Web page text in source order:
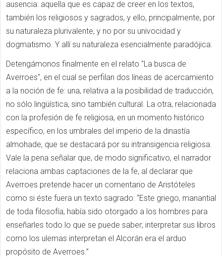
ausencia: aquella que es capaz de creer en los textos,
también los religiosos y sagrados, y ello, principalmente, por
su naturaleza plurivalente, y no por su univocidad y
dogmatismo. Y allí su naturaleza esencialmente paradójica.
Detengámonos finalmente en el relato "La busca de
Averroes", en el cual se perfilan dos líneas de acercamiento
a la noción de fe: una, relativa a la posibilidad de traducción,
no sólo lingüística, sino también cultural. La otra, relacionada
con la profesión de fe religiosa, en un momento histórico
específico, en los umbrales del imperio de la dinastía
almohade, que se destacará por su intransigencia religiosa.
Vale la pena señalar que, de modo significativo, el narrador
relaciona ambas captaciones de la fe, al declarar que
Averroes pretende hacer un comentario de Aristóteles
como si éste fuera un texto sagrado: “Este griego, manantial
de toda filosofía, había sido otorgado a los hombres para
enseñarles todo lo que se puede saber; interpretar sus libros
como los ulemas interpretan el Alcorán era el arduo
propósito de Averroes.”